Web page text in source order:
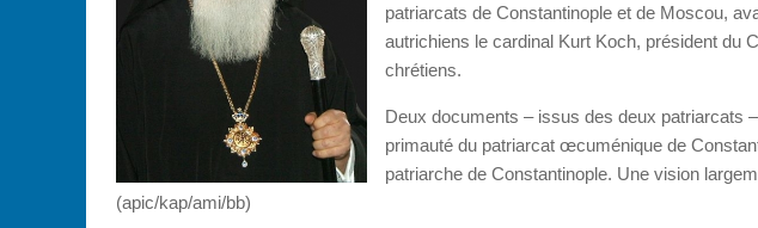
patriarcats de Constantinople et de Moscou,
autrichiens le cardinal Kurt Koch, président du
chrétiens.
Deux documents – issus des deux patriarcats
primauté du patriarcat œcuménique de
patriarche de Constantinople. Une vision
(apic/kap/ami/bb)